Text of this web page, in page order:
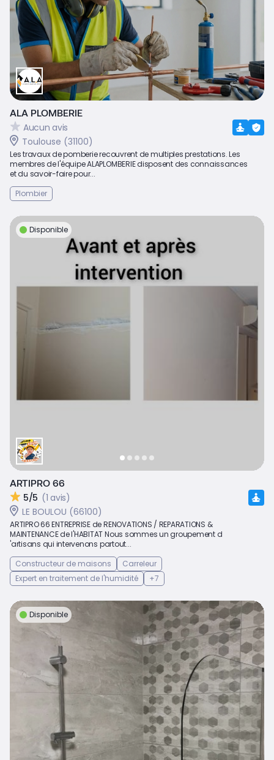
ALA PLOMBERIE
Aucun avis
Toulouse (31100)
Les travaux de pomberie recouvrent de multiples prestations. Les
membres de l'équipe ALAPLOMBERIE disposent des connaissances
et du savoir-faire pour...
Plombier
Disponible
ARTIPRO 66
5/5 (1 avis)
LE BOULOU (66100)
ARTIPRO 66 ENTREPRISE de RENOVATIONS / REPARATIONS &
MAINTENANCE de l'HABITAT Nous sommes un groupement d
'artisans qui intervenons partout...
Constructeur de maisons
Carreleur
Expert en traitement de l'humidité
+7
Disponible